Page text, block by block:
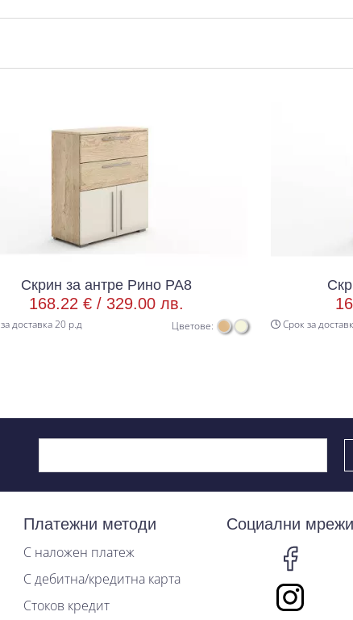
Скрин за антре Рино РА8
168.22 € / 329.00 лв.
доставка 20 р.д Цветове: Срок за
Платежни методи
С наложен платеж
С дебитна/кредитна карта
Стоков кредит
Социални мрежи